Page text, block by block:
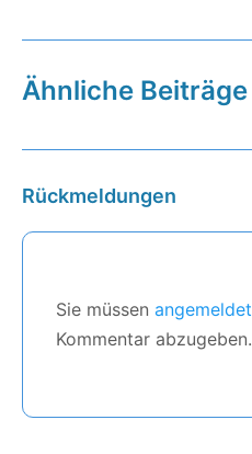
Ähnliche Beiträge
Rückmeldungen
Sie müssen angemeldet
Kommentar abzugeben.